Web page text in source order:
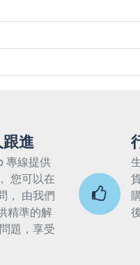
進
專線提供
您可以在
， 由我們
精準的解
題，享受